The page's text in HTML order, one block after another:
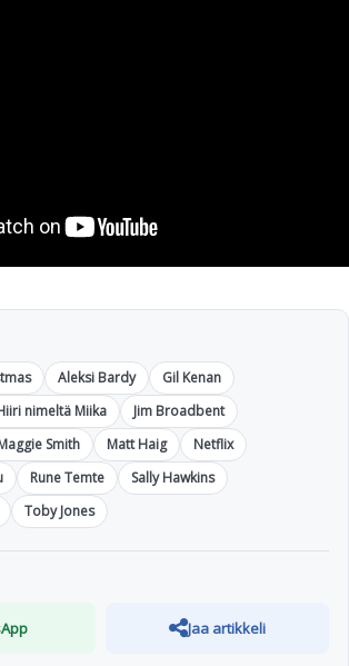
Aleksi Bardy
Gil Kenan
nimeltä Miika
Jim Broadbent
Smith Matt Haig
Netflix
Rune Temte
Sally Hawkins
Toby Jones
Jaa artikkeli